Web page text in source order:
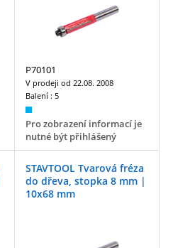
P70101
V prodeji od 22.08. 2008
Balení : 5
Pro zobrazení informací je
nutné být přihlášený
STAVTOOL Tvarová fréza
do dřeva, stopka 8 mm |
10x68 mm